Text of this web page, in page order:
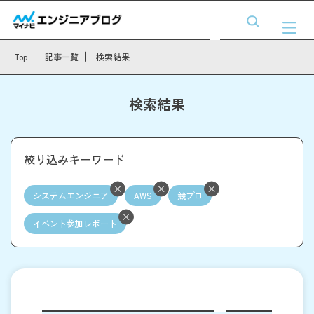
Top 記事一覧 検索結果
検索結果
絞り込みキーワード
システムエンジニア AWS 競プロ
イベント参加レポート